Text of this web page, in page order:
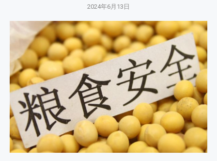
2024年6月13日